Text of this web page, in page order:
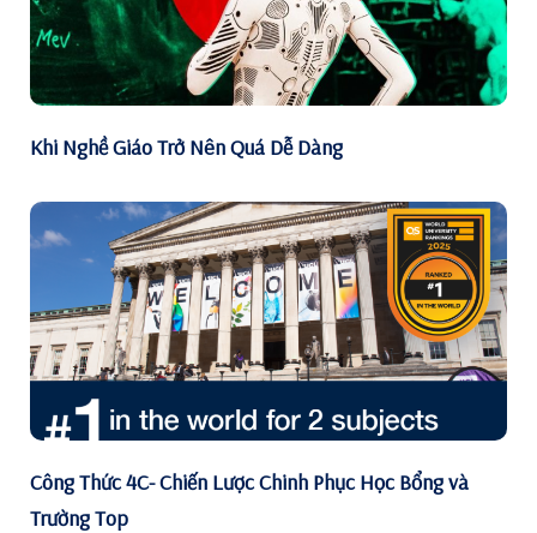
Khi Nghề Giáo Trở Nên Quá Dễ Dàng
Công Thức 4C- Chiến Lược Chinh Phục Học Bổng và
Trường Top